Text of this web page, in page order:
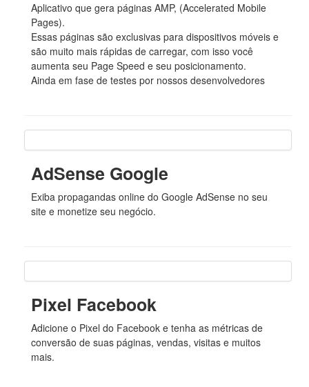
Aplicativo que gera páginas AMP, (Accelerated Mobile
Pages).
Essas páginas são exclusivas para dispositivos móveis e
são muito mais rápidas de carregar, com isso você
aumenta seu Page Speed e seu posicionamento.
Ainda em fase de testes por nossos desenvolvedores
AdSense Google
Exiba propagandas online do Google AdSense no seu
site e monetize seu negócio.
Pixel Facebook
Adicione o Pixel do Facebook e tenha as métricas de
conversão de suas páginas, vendas, visitas e muitos
mais.